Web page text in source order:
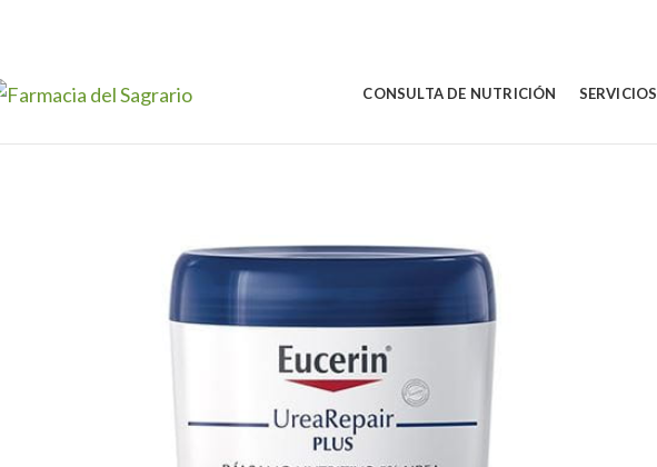
CONSULTA DE NUTRICIÓN SERVICIOS